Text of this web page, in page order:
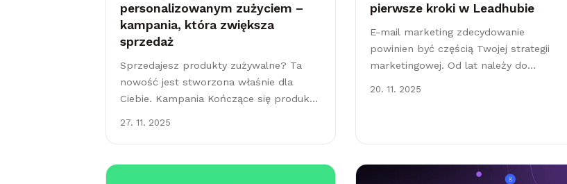
personalizowanym zużyciem –
kampania, która zwiększa
sprzedaż
Sprzedajesz produkty zużywalne? Ta
nowość jest stworzona właśnie dla
Ciebie. Kampania Kończące się produkty
27. 11. 2025
pierwsze kroki w Leadhubie
E-mail marketing zdecydowanie
powinien być częścią Twojej strategii
marketingowej. Od lat należy do
20. 11. 2025